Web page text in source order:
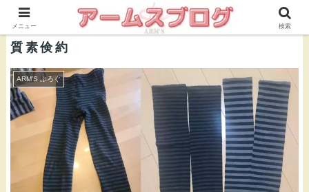
株式会社ＡＲＭ’Ｓ 公式ブログ
質素倹約
ARM’S ぶろぐ
メニュー 検索